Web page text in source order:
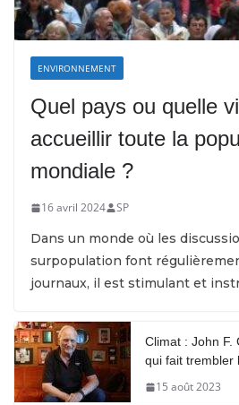
ENVIRONNEMENT
Quel pays ou quelle
accueillir toute la
mondiale ?
16 avril 2024 SP
Dans un monde où les
surpopulation font
journaux, il est stimulant et
Climat : John F.
qui fait trembler
15 août 2023